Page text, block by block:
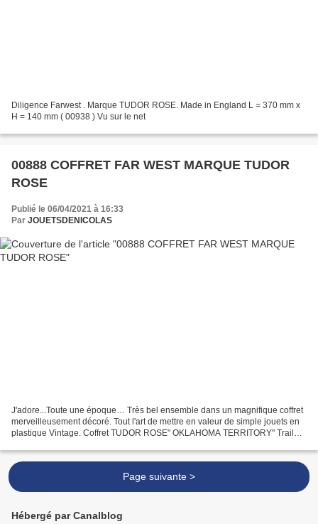
Diligence Farwest . Marque TUDOR ROSE. Made in England L = 370 mm x
H = 140 mm ( 00938 ) Vu sur le net
00888 COFFRET FAR WEST MARQUE TUDOR
ROSE
Publié le 06/04/2021 à 16:33
Par JOUETSDENICOLAS
J'adore...Toute une époque… Très bel ensemble dans un magnifique coffret
merveilleusement décoré. Tout l'art de mettre en valeur de simple jouets en
plastique Vintage. Coffret TUDOR ROSE" OKLAHOMA TERRITORY" Trail
Page suivante >
Hébergé par Canalblog